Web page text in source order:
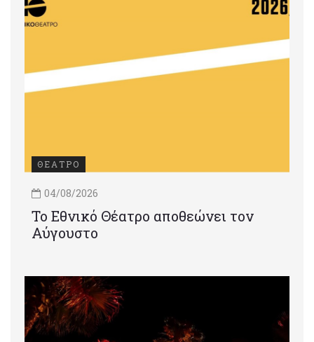
ΘΕΑΤΡΟ
04/08/2026
Το Εθνικό Θέατρο αποθεώνει τον
Αύγουστο